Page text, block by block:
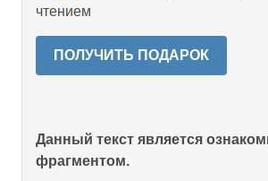
чтением
ПОЛУЧИТЬ ПОДАРОК
Данный текст является
фрагментом.